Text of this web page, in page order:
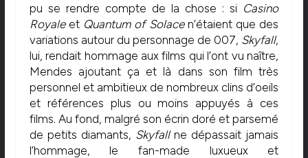
pu se rendre compte de la chose : si Casino
Royaleet Quantum of Solacen’étaient que des
variations autour du personnage de 007, Skyfall,
lui, rendait hommage aux films qui l’ont vu naître,
Mendes ajoutant ça et là dans son film très
personnel et ambitieux de nombreux clins d’oeils
et références plus ou moins appuyés à ces
films. Au fond, malgré son écrin doré et parsemé
de petits diamants, Skyfallne dépassait jamais
l’hommage, le fan-made luxueux et